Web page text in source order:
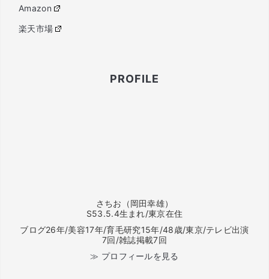
Amazon
楽天市場
PROFILE
さちお（岡田幸雄）
S53.5.4生まれ/東京在住
ブログ26年/美容17年/育毛研究15年/48歳/東京/テレビ出演
7回/雑誌掲載7回
≫ プロフィールを見る